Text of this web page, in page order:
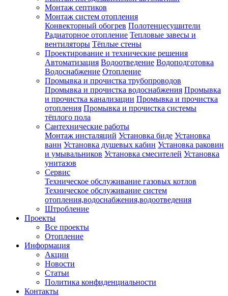
Монтаж септиков
Монтаж систем отопления
Конвекторный обогрев Полотенцесушители
Радиаторное отопление Тепловые завесы и
вентиляторы Тёплые стены
Проектирование и технические решения
Автоматизация Водоотведение Водоподготовка
Водоснабжение Отопление
Промывка и прочистка трубопроводов
Промывка и прочистка водоснабжения Промывка
и прочистка канализации Промывка и прочистка
отопления Промывка и прочистка системы
тёплого пола
Сантехнические работы
Монтаж инсталяций Установка биде Установка
ванн Установка душевых кабин Установка раковин
и умывальников Установка смесителей Установка
унитазов
Сервис
Техническое обслуживание газовых котлов
Техническое обслуживание систем
отопления,водоснабжения,водоотведения
Штробление
Проекты
Все проекты
Отопление
Информация
Акции
Новости
Статьи
Политика конфиденциальности
Контакты